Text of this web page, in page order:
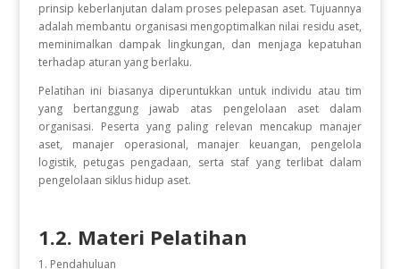
prinsip keberlanjutan dalam proses pelepasan aset. Tujuannya
adalah membantu organisasi mengoptimalkan nilai residu aset,
meminimalkan dampak lingkungan, dan menjaga kepatuhan
terhadap aturan yang berlaku.
Pelatihan ini biasanya diperuntukkan untuk individu atau tim
yang bertanggung jawab atas pengelolaan aset dalam
organisasi. Peserta yang paling relevan mencakup manajer
aset, manajer operasional, manajer keuangan, pengelola
logistik, petugas pengadaan, serta staf yang terlibat dalam
pengelolaan siklus hidup aset.
1.2. Materi Pelatihan
1. Pendahuluan